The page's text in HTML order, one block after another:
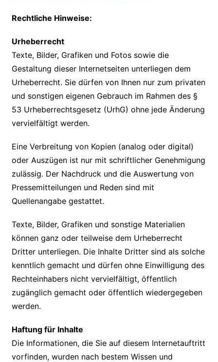
Rechtliche Hinweise:
Urheberrecht
Texte, Bilder, Grafiken und Fotos sowie die
Gestaltung dieser Internetseiten unterliegen dem
Urheberrecht. Sie dürfen von Ihnen nur zum privaten
und sonstigen eigenen Gebrauch im Rahmen des §
53 Urheberrechtsgesetz (UrhG) ohne jede Änderung
vervielfältigt werden.
Eine Verbreitung von Kopien (analog oder digital)
oder Auszügen ist nur mit schriftlicher Genehmigung
zulässig. Der Nachdruck und die Auswertung von
Pressemitteilungen und Reden sind mit
Quellenangabe gestattet.
Texte, Bilder, Grafiken und sonstige Materialien
können ganz oder teilweise dem Urheberrecht
Dritter unterliegen. Die Inhalte Dritter sind als solche
kenntlich gemacht und dürfen ohne Einwilligung des
Rechteinhabers nicht vervielfältigt, öffentlich
zugänglich gemacht oder öffentlich wiedergegeben
werden.
Haftung für Inhalte
Die Informationen, die Sie auf diesem Internetauftritt
vorfinden, wurden nach bestem Wissen und